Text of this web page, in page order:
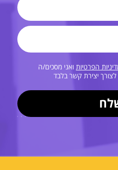
הפרטיות ואני מסכים/ה
יצירת קשר בלבד